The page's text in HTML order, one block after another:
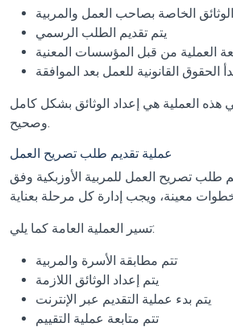
الخاصة بصاحب العمل والمربية
يتم تقديم الطلب الرسمي
العملية من قبل المؤسسات المعنية
الحقوق القانونية للعمل بعد الموافقة
هذه العملية هي إعداد الوثائق بشكل كامل
وصحيح.
عملية تقديم طلب تصريح العمل
طلب تصريح العمل للمربية الأوزبكية وفق
تسير العملية العامة كما يلي:
تتم مطابقة الأسرة والمربية
يتم إعداد الوثائق اللازمة
يتم بدء عملية التقديم عبر الإنترنت
تتم متابعة عملية التقييم